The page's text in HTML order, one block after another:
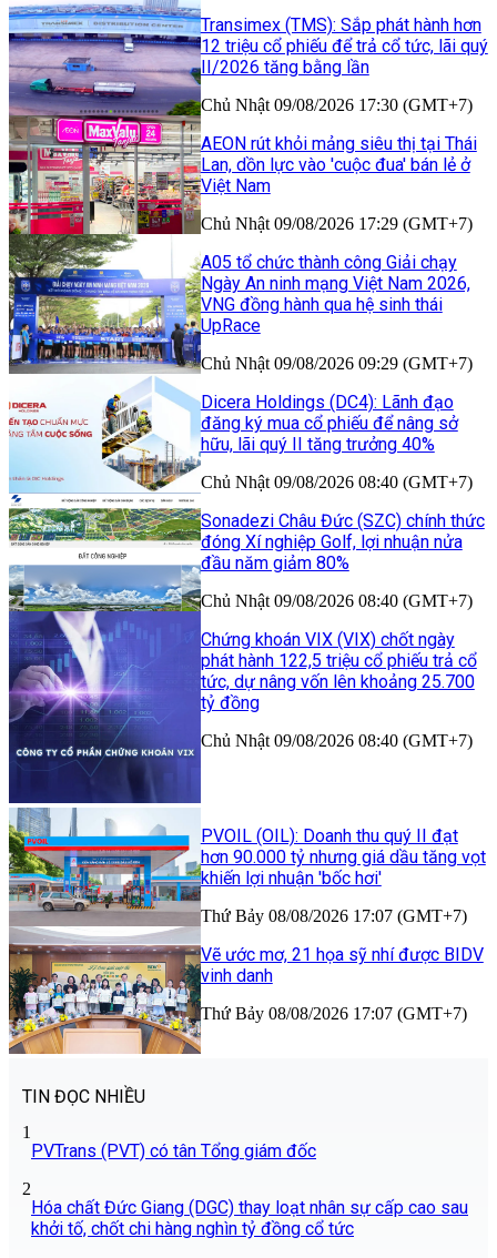
Transimex (TMS): Sắp phát hành hơn
12 triệu cổ phiếu để trả cổ tức, lãi quý
II/2026 tăng bằng lần
Chủ Nhật 09/08/2026 17:30 (GMT+7)
AEON rút khỏi mảng siêu thị tại Thái
Lan, dồn lực vào 'cuộc đua' bán lẻ ở
Việt Nam
Chủ Nhật 09/08/2026 17:29 (GMT+7)
A05 tổ chức thành công Giải chạy
Ngày An ninh mạng Việt Nam 2026,
VNG đồng hành qua hệ sinh thái
UpRace
Chủ Nhật 09/08/2026 09:29 (GMT+7)
Dicera Holdings (DC4): Lãnh đạo
đăng ký mua cổ phiếu để nâng sở
hữu, lãi quý II tăng trưởng 40%
Chủ Nhật 09/08/2026 08:40 (GMT+7)
Sonadezi Châu Đức (SZC) chính thức
đóng Xí nghiệp Golf, lợi nhuận nửa
đầu năm giảm 80%
Chủ Nhật 09/08/2026 08:40 (GMT+7)
Chứng khoán VIX (VIX) chốt ngày
phát hành 122,5 triệu cổ phiếu trả cổ
tức, dự nâng vốn lên khoảng 25.700
tỷ đồng
Chủ Nhật 09/08/2026 08:40 (GMT+7)
PVOIL (OIL): Doanh thu quý II đạt
hơn 90.000 tỷ nhưng giá dầu tăng vọt
khiến lợi nhuận 'bốc hơi'
Thứ Bảy 08/08/2026 17:07 (GMT+7)
Vẽ ước mơ, 21 họa sỹ nhí được BIDV
vinh danh
Thứ Bảy 08/08/2026 17:07 (GMT+7)
TIN ĐỌC NHIỀU
1
PVTrans (PVT) có tân Tổng giám đốc
2
Hóa chất Đức Giang (DGC) thay loạt nhân sự cấp cao sau
khởi tố, chốt chi hàng nghìn tỷ đồng cổ tức